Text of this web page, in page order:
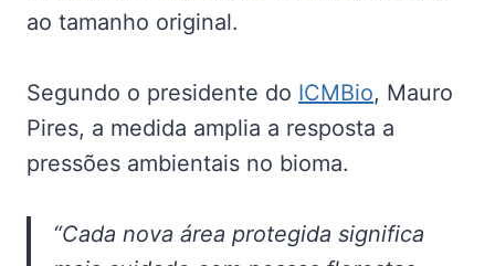
ao tamanho original.
Segundo o presidente do ICMBio, Mauro
Pires, a medida amplia a resposta a
pressões ambientais no bioma.
“Cada nova área protegida significa